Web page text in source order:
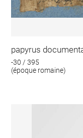
papyrus
-30 / 395
(époque romaine)